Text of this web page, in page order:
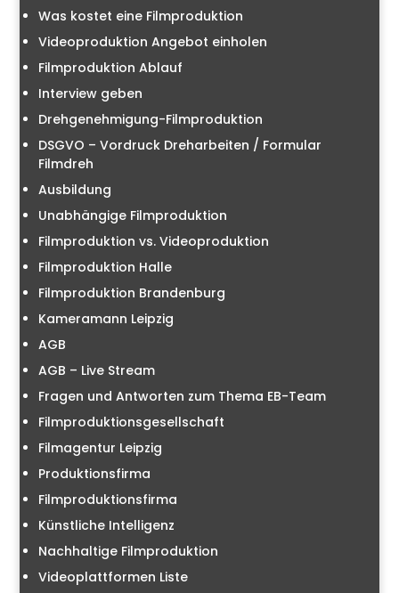
Was kostet eine Filmproduktion
Videoproduktion Angebot einholen
Filmproduktion Ablauf
Interview geben
Drehgenehmigung-Filmproduktion
DSGVO – Vordruck Dreharbeiten / Formular
Filmdreh
Ausbildung
Unabhängige Filmproduktion
Filmproduktion vs. Videoproduktion
Filmproduktion Halle
Filmproduktion Brandenburg
Kameramann Leipzig
AGB
AGB – Live Stream
Fragen und Antworten zum Thema EB-Team
Filmproduktionsgesellschaft
Filmagentur Leipzig
Produktionsfirma
Filmproduktionsfirma
Künstliche Intelligenz
Nachhaltige Filmproduktion
Videoplattformen Liste